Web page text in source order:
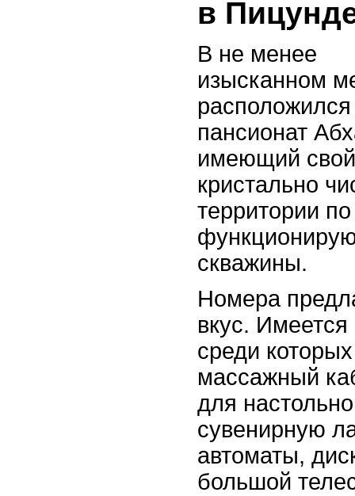
в
В не менее
изысканном
расположился
пансионат
имеющий
кристально
территории
скважины.
Номера
вкус.
среди
массажный
для
сувенирную
автоматы,
большой